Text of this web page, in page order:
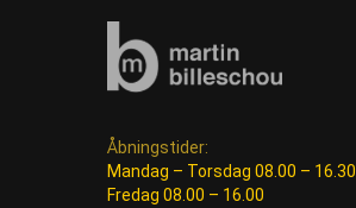
Åbningstider:
Mandag – Torsdag 08.00 – 16.30
Fredag 08.00 – 16.00